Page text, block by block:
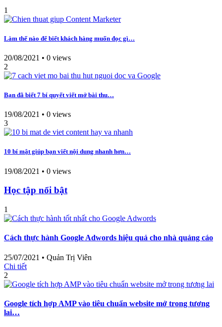
1
Làm thế nào để biết khách hàng muốn đọc gì…
20/08/2021 • 0 views
2
Bạn đã biết 7 bí quyết viết mở bài thu…
19/08/2021 • 0 views
3
10 bí mật giúp bạn viết nội dung nhanh hơn…
19/08/2021 • 0 views
Học tập nổi bật
1
Cách thực hành Google Adwords hiệu quả cho nhà quảng cáo
25/07/2021 • Quản Trị Viên
Chi tiết
2
Google tích hợp AMP vào tiêu chuẩn website mở trong tương
lai…